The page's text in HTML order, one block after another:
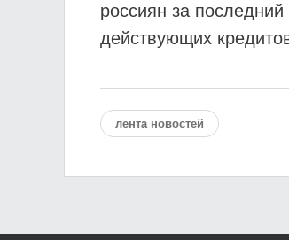
россиян за
действующих
лента новостей